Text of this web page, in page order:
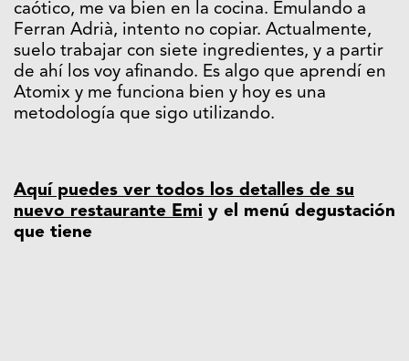
caótico, me va bien en la cocina. Emulando a
Ferran Adrià, intento no copiar. Actualmente,
suelo trabajar con siete ingredientes, y a partir
de ahí los voy afinando. Es algo que aprendí en
Atomix y me funciona bien y hoy es una
metodología que sigo utilizando.
Aquí puedes ver todos los detalles de su
nuevo restaurante Emi y el menú degustación
que tiene